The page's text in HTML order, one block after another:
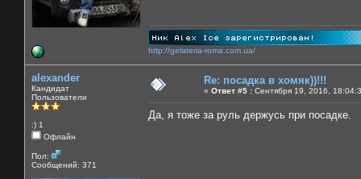
http://gelateria-roma.com.ua/
alexander
Кандидат
Пользователи
:) 1
Офлайн
Пол:
Сообщений: 371
Re: посадка в хомяк))!!!
« Ответ #5 : Сентября 19, 2016,
Да, я тоже за руль держусь при посадке.